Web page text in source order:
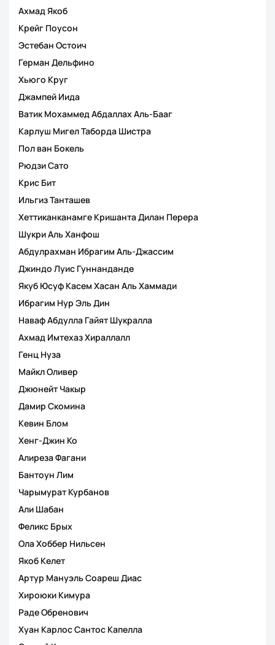
Ахмад Якоб
Крейг Поусон
Эстебан Остоич
Герман Дельфино
Хьюго Круг
Джампей Иида
Ватик Мохаммед Абдаллах Аль-Бааг
Карлуш Мигел Таборда Шистра
Пол ван Бокель
Рюдзи Сато
Крис Бит
Ильгиз Танташев
Хеттиканканамге Кришанта Дилан Перера
Шукри Аль Ханфош
Абдулрахман Ибрагим Аль-Джассим
Джиндо Луис Гуннанданде
Якуб Юсуф Касем Хасан Аль Хаммади
Ибрагим Нур Эль Дин
Наваф Абдулла Гайят Шукралла
Ахмад Имтехаз Хираллалл
Генц Нуза
Майкл Оливер
Джюнейт Чакыр
Дамир Скомина
Кевин Блом
Хенг-Джин Ко
Алиреза Фагани
Бантоун Лим
Чарымурат Курбанов
Али Шабан
Феликс Брых
Ола Хоббер Нильсен
Якоб Келет
Артур Мануэль Соареш Диас
Хироюки Кимура
Раде Обренович
Хуан Карлос Сантос Капелла